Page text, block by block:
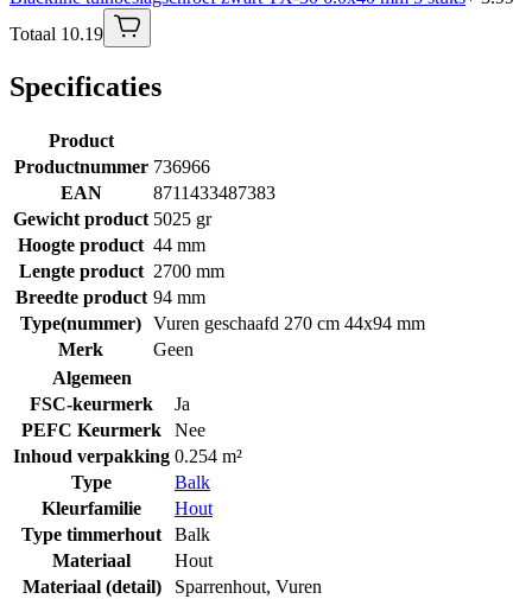
Totaal 10.19
Specificaties
Product
Productnummer 736966
EAN
8711433487383
Gewicht product 5025 gr
Hoogte product 44 mm
Lengte product 2700 mm
Breedte product 94 mm
Type(nummer) Vuren geschaafd 270 cm 44x94 mm
Merk
Geen
Algemeen
FSC-keurmerk
Ja
PEFC Keurmerk
Nee
Inhoud verpakking 0.254 m²
Type
Balk
Kleurfamilie
Hout
Type timmerhout
Balk
Materiaal
Hout
Materiaal (detail)
Sparrenhout, Vuren